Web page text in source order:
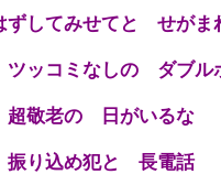
してみせてと せがま
ッコミなしの ダブル
敬老の 日がいるな
り込め犯と 長電話